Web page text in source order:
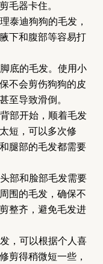
毛器卡住。
泰迪狗狗的毛发，
下和腹部等容易打
底的毛发。使用小
不会剪伤狗狗的皮
至导致滑倒。
部开始，顺着毛发
短，可以多次修
腿部的毛发都需要
部和脸部毛发需要
围的毛发，确保不
整齐，避免毛发进
，可以根据个人喜
剪得稍微短一些，